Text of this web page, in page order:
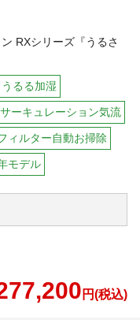
RXシリーズ『うるさ
うるる加湿
ーキュレーション気流
ィルター自動お掃除
モデル
円(税込)